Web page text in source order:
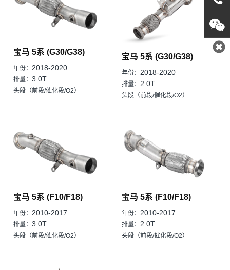
宝马 5系 (G30/G38)
年份：2018-2020
排量：3.0T
头段（前段/催化段/O2）
宝马 5系 (G30/G38)
年份：2018-2020
排量：2.0T
头段（前段/催化段/O2）
宝马 5系 (F10/F18)
年份：2010-2017
排量：3.0T
头段（前段/催化段/O2）
宝马 5系 (F10/F18)
年份：2010-2017
排量：2.0T
头段（前段/催化段/O2）
咨询